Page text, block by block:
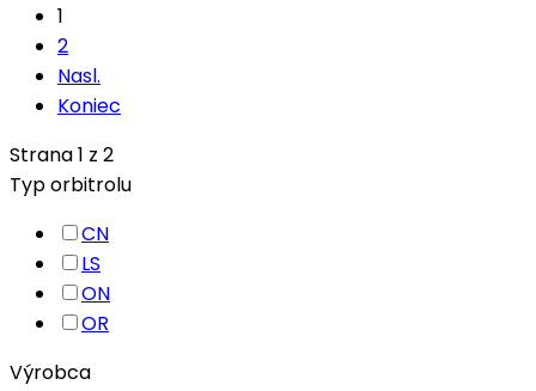
1
2
Nasl.
Koniec
Strana 1 z 2
Typ orbitrolu
CN
LS
ON
OR
Výrobca